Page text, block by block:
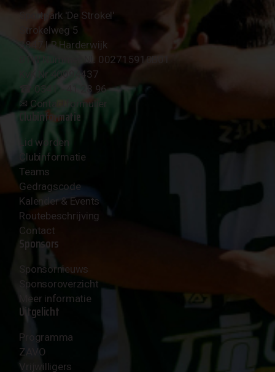
Sportpark 'De Strokel'
Strokelweg 5
3847 LR Harderwijk
BTW Nummer NL 002715910B01
KvK Nr 40094437
☎︎ 0341 - 41 28 96
✉︎ Contactformulier
Clubinformatie
Lid worden
Clubinformatie
Teams
Gedragscode
Kalender & Events
Routebeschrijving
Contact
Sponsors
Sponsornieuws
Sponsoroverzicht
Meer informatie
Uitgelicht
Programma
ZAVO
Vrijwilligers